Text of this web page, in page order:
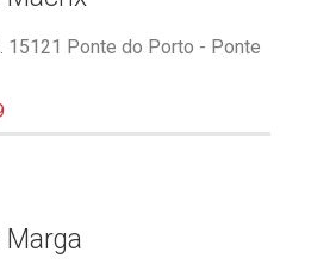
15121 Ponte do Porto - Ponte
Marga